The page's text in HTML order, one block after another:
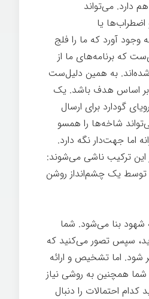
دارد. می‌تواند
یا
وجود آورد که ما را فلج
که برنامه‌های ما از
به همین دلیل‌ست
بر اساس هدف باشد. یک
گودارد برای ارسال
شاخه‌ها را همسو
اما جهت‌دار نگه دارد.
این ترکیب ناشی می‌شوند:
توسط یک چشم‌انداز روشن
شهود بنا می‌شود. شما
سپس تصور می‌کنید که
شود. اما تشخیص و ارائه
همچنین به روشی نیاز
کدام احتمالات را دنبال